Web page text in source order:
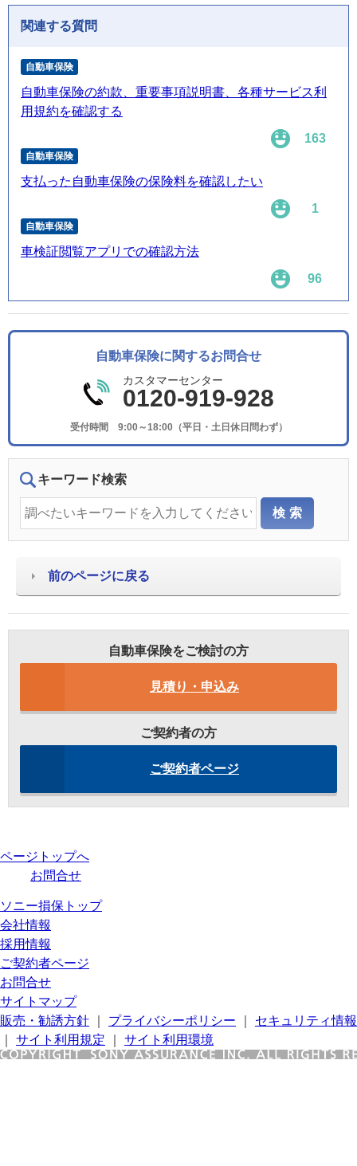
関連する質問
自動車保険
自動車保険の約款、重要事項説明書、各種サービス利
用規約を確認する
163
自動車保険
支払った自動車保険の保険料を確認したい
1
自動車保険
車検証閲覧アプリでの確認方法
96
自動車保険に関するお問合せ
カスタマーセンター
0120-919-928
受付時間 9:00～18:00（平日・土日休日問わず）
キーワード検索
前のページに戻る
自動車保険をご検討の方
見積り・申込み
ご契約者の方
ご契約者ページ
ページトップへ
お問合せ
ソニー損保トップ
会社情報
採用情報
ご契約者ページ
お問合せ
サイトマップ
販売・勧誘方針
プライバシーポリシー
セキュリティ情報
サイト利用規定 サイト利用環境